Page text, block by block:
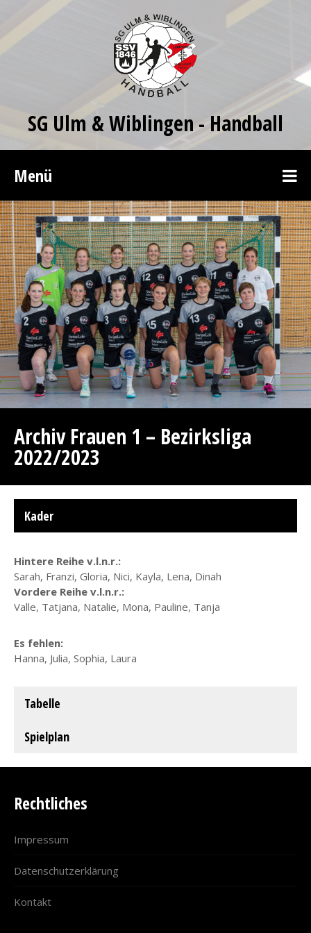
SG Ulm & Wiblingen - Handball
Menü
Archiv Frauen 1 – Bezirksliga
2022/2023
Kader
Hintere Reihe v.l.n.r.:
Sarah, Franzi, Gloria, Nici, Kayla, Lena, Dinah
Vordere Reihe v.l.n.r.:
Valle, Tatjana, Natalie, Mona, Pauline, Tanja
Es fehlen:
Hanna, Julia, Sophia, Laura
Tabelle
Spielplan
Rechtliches
Impressum
Datenschutzerklärung
Kontakt